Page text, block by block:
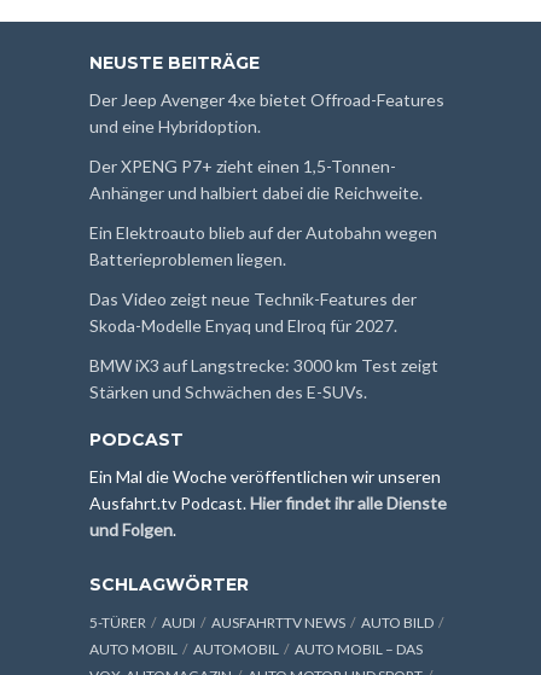
NEUSTE BEITRÄGE
Der Jeep Avenger 4xe bietet Offroad-Features
und eine Hybridoption.
Der XPENG P7+ zieht einen 1,5-Tonnen-
Anhänger und halbiert dabei die Reichweite.
Ein Elektroauto blieb auf der Autobahn wegen
Batterieproblemen liegen.
Das Video zeigt neue Technik-Features der
Skoda-Modelle Enyaq und Elroq für 2027.
BMW iX3 auf Langstrecke: 3000 km Test zeigt
Stärken und Schwächen des E-SUVs.
PODCAST
Ein Mal die Woche veröffentlichen wir unseren
Ausfahrt.tv Podcast.Hier findet ihr alle Dienste
und Folgen.
SCHLAGWÖRTER
5-TÜRER AUDI AUSFAHRTTV NEWS
AUTO BILD
AUTO MOBIL
AUTOMOBIL
AUTO MOBIL – DAS